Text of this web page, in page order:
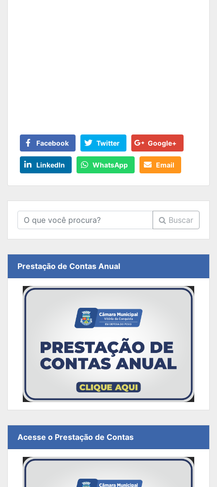
Facebook Twitter Google+
LinkedIn WhatsApp Email
Buscar
Prestação de Contas Anual
Acesse o Prestação de Contas